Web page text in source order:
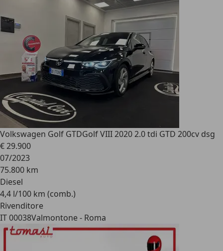
Volkswagen Golf GTDGolf VIII 2020 2.0 tdi GTD 200cv dsg
€ 29.900
07/2023
75.800 km
Diesel
4,4 l/100 km (comb.)
Rivenditore
IT 00038Valmontone - Roma